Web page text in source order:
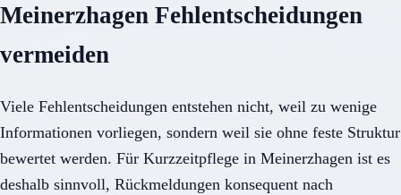
Meinerzhagen Fehlentscheidungen
vermeiden
Viele Fehlentscheidungen entstehen nicht, weil zu wenige
Informationen vorliegen, sondern weil sie ohne feste Struktur
bewertet werden. Für Kurzzeitpflege in Meinerzhagen ist es
deshalb sinnvoll, Rückmeldungen konsequent nach